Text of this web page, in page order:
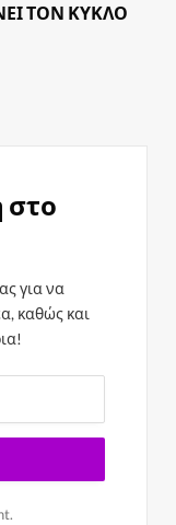
ΤΟΝ ΚΥΚΛΟ
στο
για να
καθώς και